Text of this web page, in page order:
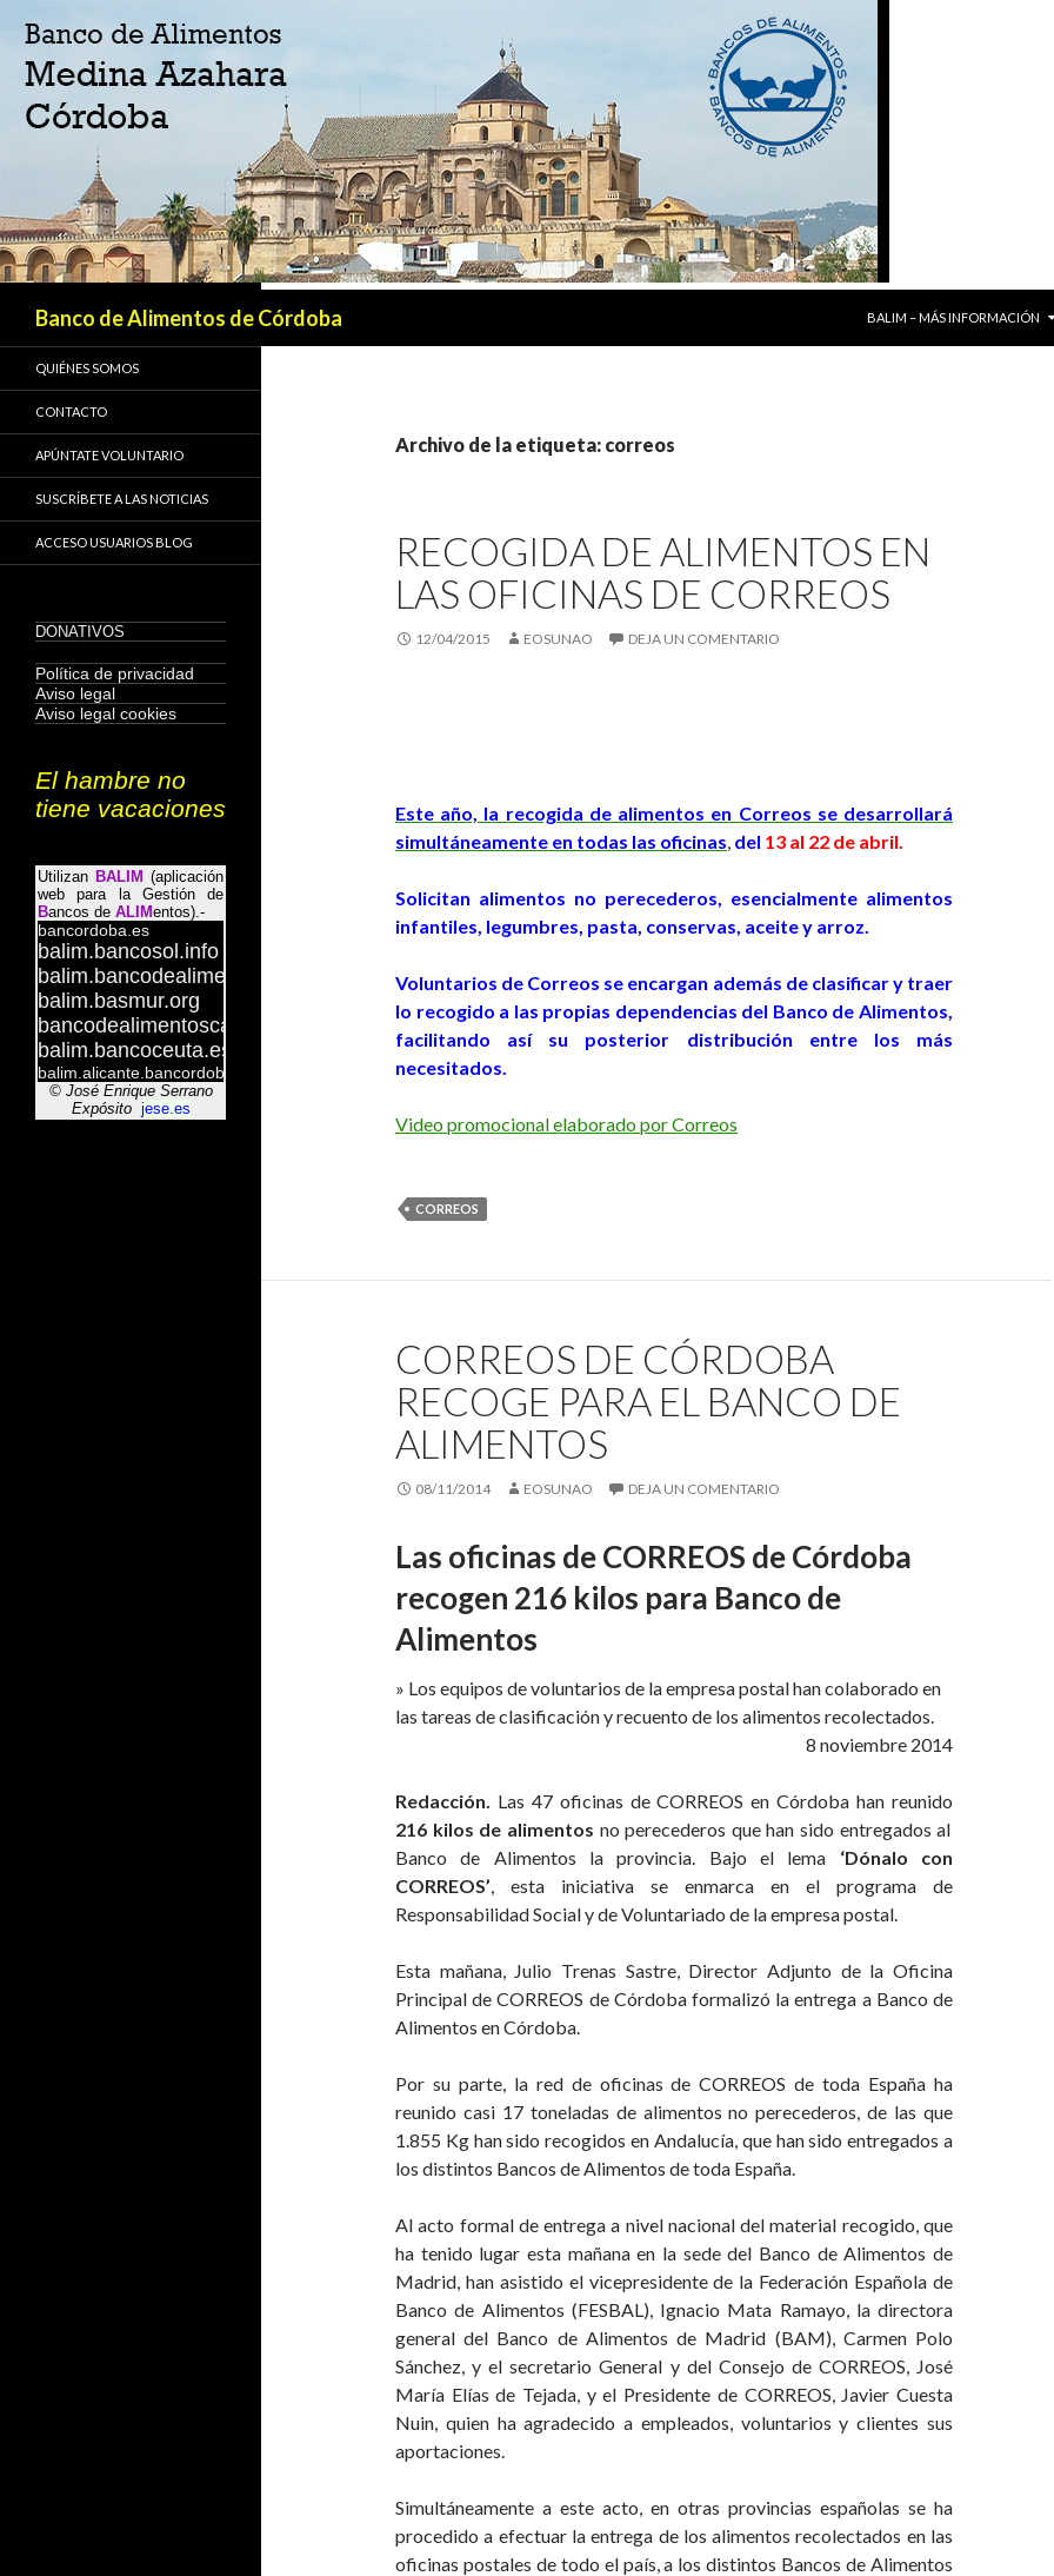
Banco de Alimentos de Córdoba
BALIM – MÁS INFORMACIÓN
Archivo de la etiqueta: correos
RECOGIDA DE ALIMENTOS EN
LAS OFICINAS DE CORREOS
12/04/2015 EOSUNAO DEJA UN COMENTARIO
Este año, la recogida de alimentos en Correos se desarrollará
simultáneamente en todas las oficinas, del 13 al 22 de abril.
Solicitan alimentos no perecederos, esencialmente alimentos
infantiles, legumbres, pasta, conservas, aceite y arroz.
Voluntarios de Correos se encargan además de clasificar y traer
lo recogido a las propias dependencias del Banco de Alimentos,
facilitando así su posterior distribución entre los más
necesitados.
Video promocional elaborado por Correos
CORREOS
CORREOS DE CÓRDOBA
RECOGE PARA EL BANCO DE
ALIMENTOS
08/11/2014 EOSUNAO DEJA UN COMENTARIO
Las oficinas de CORREOS de Córdoba
recogen 216 kilos para Banco de
Alimentos
» Los equipos de voluntarios de la empresa postal han colaborado en
las tareas de clasificación y recuento de los alimentos recolectados.
8 noviembre 2014
Redacción. Las 47 oficinas de CORREOS en Córdoba han reunido
216 kilos de alimentos no perecederos que han sido entregados al
Banco de Alimentos la provincia. Bajo el lema ‘Dónalo con
CORREOS’, esta iniciativa se enmarca en el programa de
Responsabilidad Social y de Voluntariado de la empresa postal.
Esta mañana, Julio Trenas Sastre, Director Adjunto de la Oficina
Principal de CORREOS de Córdoba formalizó la entrega a Banco de
Alimentos en Córdoba.
Por su parte, la red de oficinas de CORREOS de toda España ha
reunido casi 17 toneladas de alimentos no perecederos, de las que
1.855 Kg han sido recogidos en Andalucía, que han sido entregados a
los distintos Bancos de Alimentos de toda España.
Al acto formal de entrega a nivel nacional del material recogido, que
ha tenido lugar esta mañana en la sede del Banco de Alimentos de
Madrid, han asistido el vicepresidente de la Federación Española de
Banco de Alimentos (FESBAL), Ignacio Mata Ramayo, la directora
general del Banco de Alimentos de Madrid (BAM), Carmen Polo
Sánchez, y el secretario General y del Consejo de CORREOS, José
María Elías de Tejada, y el Presidente de CORREOS, Javier Cuesta
Nuin, quien ha agradecido a empleados, voluntarios y clientes sus
aportaciones.
Simultáneamente a este acto, en otras provincias españolas se ha
procedido a efectuar la entrega de los alimentos recolectados en las
oficinas postales de todo el país, a los distintos Bancos de Alimentos
QUIÉNES SOMOS
CONTACTO
APÚNTATE VOLUNTARIO
SUSCRÍBETE A LAS NOTICIAS
ACCESO USUARIOS BLOG